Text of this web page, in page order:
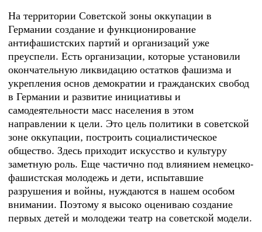
На территории Советской зоны оккупации в
Германии создание и функционирование
антифашистских партий и организаций уже
преуспели. Есть организации, которые установили
окончательную ликвидацию остатков фашизма и
укрепления основ демократии и гражданских свобод
в Германии и развитие инициативы и
самодеятельности масс населения в этом
направлении к цели. Это цель политики в советской
зоне оккупации, построить социалистическое
общество. Здесь приходит искусство и культуру
заметную роль. Еще частично под влиянием немецко-
фашистская молодежь и дети, испытавшие
разрушения и войны, нуждаются в нашем особом
внимании. Поэтому я высоко оцениваю создание
первых детей и молодежи театр на советской модели.